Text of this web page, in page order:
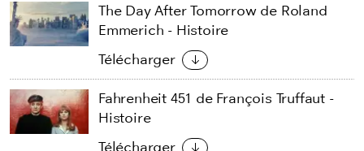
The Day After Tomorrow de Roland
Emmerich - Histoire
Télécharger
Fahrenheit 451 de François Truffaut -
Histoire
Télécharger